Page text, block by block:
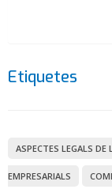
Etiquetes
ASPECTES LEGALS DE
EMPRESARIALS